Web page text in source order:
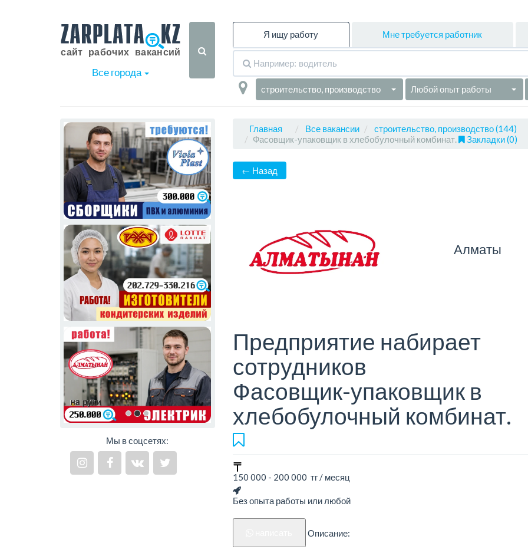
Все города
Я ищу работу Мне требуется работник
строительство, производство Любой опыт работы
Мы в соцсетях:
Главная Все вакансии
строительство, производство (144)
Фасовщик-упаковщик в хлебобулочный комбинат.
Закладки (0)
← Назад
Алматы
Предприятие набирает
сотрудников
Фасовщик-упаковщик в
хлебобулочный комбинат.
150 000 - 200 000 тг / месяц
Без опыта работы или любой
Описание: